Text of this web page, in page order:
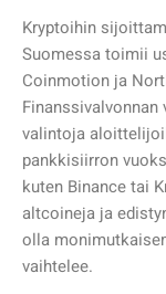
Kryptoihin
Suomessa toimii
Coinmotion ja
valintoja
pankkisiirron
kuten Binance tai
altcoineja ja
olla
vaihtelee.